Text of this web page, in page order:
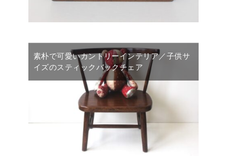
素朴で可愛いカントリーインテリア／子供サ
イズのスティックバックチェア